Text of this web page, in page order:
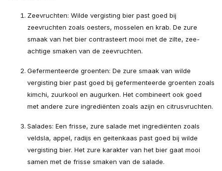
Zeevruchten: Wilde vergisting bier past goed bij
zeevruchten zoals oesters, mosselen en krab. De zure
smaak van het bier contrasteert mooi met de zilte, zee-
achtige smaken van de zeevruchten.
Gefermenteerde groenten: De zure smaak van wilde
vergisting bier past goed bij gefermenteerde groenten zoals
kimchi, zuurkool en augurken. Het combineert ook goed
met andere zure ingrediënten zoals azijn en citrusvruchten.
Salades: Een frisse, zure salade met ingrediënten zoals
veldsla, appel, radijs en geitenkaas past goed bij wilde
vergisting bier. Het zure karakter van het bier gaat mooi
samen met de frisse smaken van de salade.